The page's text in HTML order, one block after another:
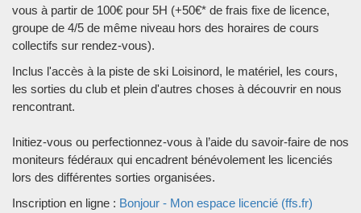
vous à partir de 100€ pour 5H (+50€* de frais fixe de licence,
groupe de 4/5 de même niveau hors des horaires de cours
collectifs sur rendez-vous).
Inclus l'accès à la piste de ski Loisinord, le matériel, les cours,
les sorties du club et plein d'autres choses à découvrir en nous
rencontrant.
Initiez-vous ou perfectionnez-vous à l’aide du savoir-faire de nos
moniteurs fédéraux qui encadrent bénévolement les licenciés
lors des différentes sorties organisées.
Inscription en ligne : Bonjour - Mon espace licencié (ffs.fr)